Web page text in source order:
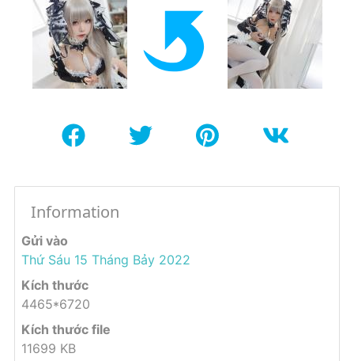
Information
Gửi vào
Thứ Sáu 15 Tháng Bảy 2022
Kích thước
4465*6720
Kích thước file
11699 KB